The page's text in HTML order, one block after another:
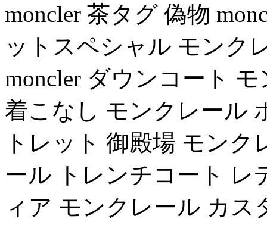
moncler 茶タグ 偽物
ットスペシャル モンク
moncler ダウンコート
着こなし モンクレール
トレット 御殿場 モン
ール トレンチコート レ
ィア モンクレール カス